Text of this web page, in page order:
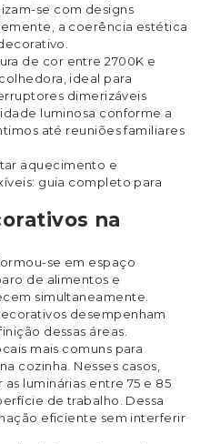
se com designs
a coerência estética
de cor entre 2700K e
ideal para
dimerizáveis
luminosa conforme a
até reuniões familiares
aquecimento e
guia completo para
na
se em espaço
de alimentos e
simultaneamente.
desempenham
dessas áreas.
mais comuns para
cozinha. Nesses casos,
luminárias entre 75 e 85
de trabalho. Dessa
eficiente sem interferir